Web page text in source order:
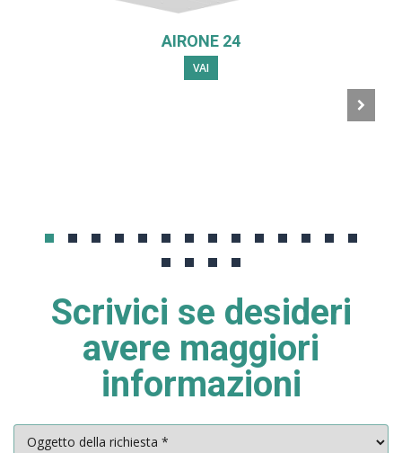
AIRONE 24
VAI
Scrivici se desideri
avere maggiori
informazioni